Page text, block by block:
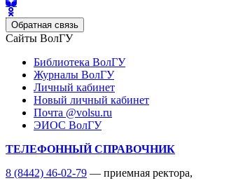
Обратная связь
Сайты ВолГУ
Библиотека ВолГУ
Журналы ВолГУ
Личный кабинет
Новый личный кабинет
Почта @volsu.ru
ЭИОС ВолГУ
ТЕЛЕФОННЫЙ СПРАВОЧНИК
8 (8442) 46-02-79 — приемная ректора,